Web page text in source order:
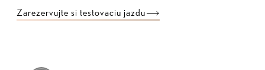
Zarezervujte si testovaciu jazdu